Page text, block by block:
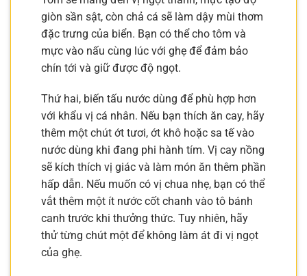
giòn sần sật, còn chả cá sẽ làm dậy mùi thơm
đặc trưng của biển. Bạn có thể cho tôm và
mực vào nấu cùng lúc với ghẹ để đảm bảo
chín tới và giữ được độ ngọt.
Thứ hai, biến tấu nước dùng để phù hợp hơn
với khẩu vị cá nhân. Nếu bạn thích ăn cay, hãy
thêm một chút ớt tươi, ớt khô hoặc sa tế vào
nước dùng khi đang phi hành tím. Vị cay nồng
sẽ kích thích vị giác và làm món ăn thêm phần
hấp dẫn. Nếu muốn có vị chua nhẹ, bạn có thể
vắt thêm một ít nước cốt chanh vào tô bánh
canh trước khi thưởng thức. Tuy nhiên, hãy
thử từng chút một để không làm át đi vị ngọt
của ghẹ.